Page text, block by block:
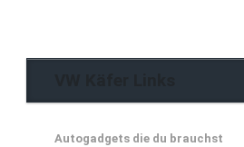
Autogadgets die du brauchst